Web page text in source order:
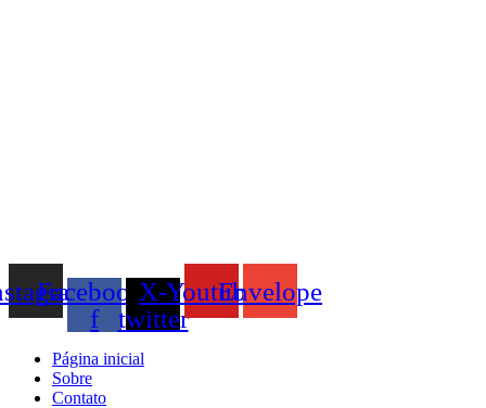
Facebook-
f
X-
twitter
YoutubeEnvelope
Página inicial
Sobre
Contato